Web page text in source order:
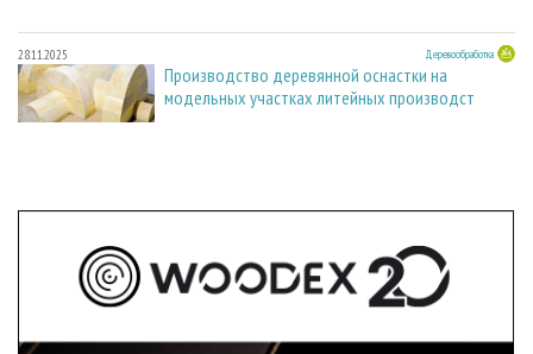
28.11.2025 Деревообработка
Производство деревянной оснастки на
модельных участках литейных производст